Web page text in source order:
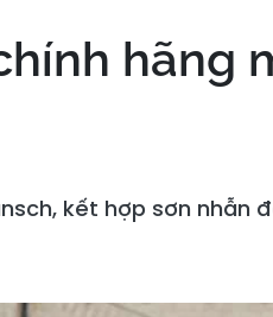
hãng
kết hợp sơn